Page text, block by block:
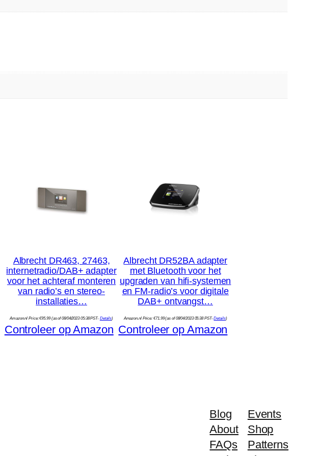
Albrecht DR463, 27463,
internetradio/DAB+ adapter
voor het achteraf monteren
van radio’s en stereo-
installaties…
Amazon.nl Price:€95.99(as of 08/04/2023 05:38 PST- Details)
Controleer op Amazon
Albrecht DR52BA adapter
met Bluetooth voor het
upgraden van hifi-systemen
en FM-radio’s voor digitale
DAB+ ontvangst…
Amazon.nl Price: €71.99(as of 08/04/2023 05:38 PST-Details)
Controleer op Amazon
Blog
About
FAQs
Events
Shop
Patterns